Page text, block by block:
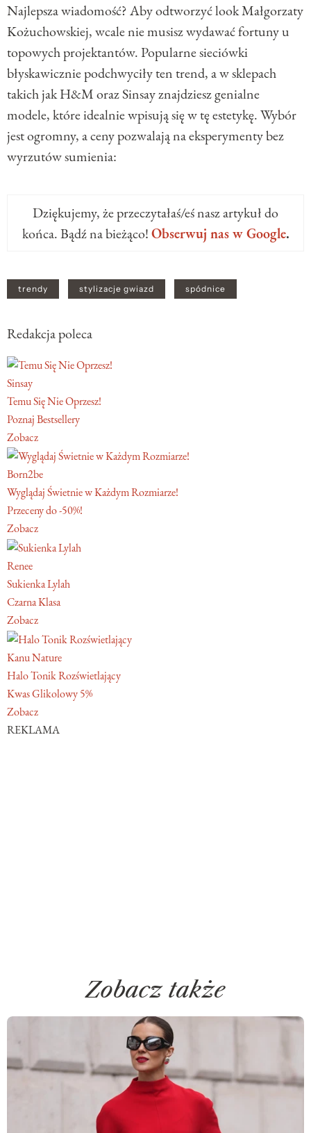
Najlepsza wiadomość? Aby odtworzyć look Małgorzaty
Kożuchowskiej, wcale nie musisz wydawać fortuny u
topowych projektantów. Popularne sieciówki
błyskawicznie podchwyciły ten trend, a w sklepach
takich jak H&M oraz Sinsay znajdziesz genialne
modele, które idealnie wpisują się w tę estetykę. Wybór
jest ogromny, a ceny pozwalają na eksperymenty bez
wyrzutów sumienia:
Dziękujemy, że przeczytałaś/eś nasz artykuł do
końca. Bądź na bieżąco!Obserwuj nas w Google.
trendy stylizacje gwiazd spódnice
Redakcja poleca
Sinsay
Temu Się Nie Oprzesz!
Poznaj Bestsellery
Zobacz
Born2be
Wyglądaj Świetnie w Każdym Rozmiarze!
Przeceny do -50%!
Zobacz
Renee
Sukienka Lylah
Czarna Klasa
Zobacz
Kanu Nature
Halo Tonik Rozświetlający
Kwas Glikolowy 5%
Zobacz
REKLAMA
Zobacz także